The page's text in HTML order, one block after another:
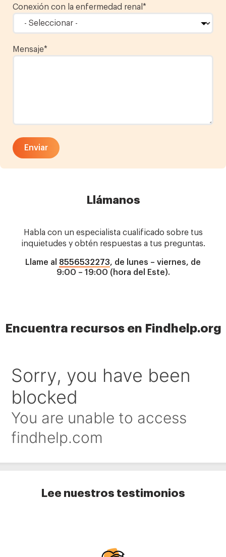
Conexión con la enfermedad renal *
Mensaje*
Llámanos
Habla con un especialista cualificado sobre tus
inquietudes y obtén respuestas a tus preguntas.
Llame al 8556532273, de lunes – viernes, de
9:00 – 19:00 (hora del Este).
Encuentra recursos en Findhelp.org
Lee nuestros testimonios